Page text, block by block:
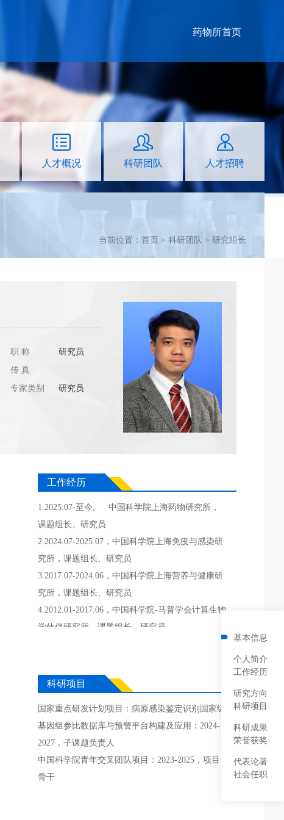
药物所首页
人才概况 科研团队 人才招聘
当前位置：首页 > 科研团队 > 研究组长
职 称
研究员
传 真
专家类别
研究员
工作经历
1.2025.07-至今, 中国科学院上海药物研究所，
课题组长、研究员
2.2024.07-2025.07，中国科学院上海免疫与感染研
究所，课题组长、研究员
3.2017.07-2024.06，中国科学院上海营养与健康研
究所，课题组长、研究员
4.2012.01-2017.06，中国科学院-马普学会计算生物
学伙伴研究所，课题组长、研究员
科研项目
国家重点研发计划项目：病原感染鉴定识别国家级
基因组参比数据库与预警平台构建及应用：2024-
2027，子课题负责人
中国科学院青年交叉团队项目：2023-2025，项目
骨干
基本信息
个人简介
工作经历
研究方向
科研项目
科研成果
荣誉获奖
代表论著
社会任职